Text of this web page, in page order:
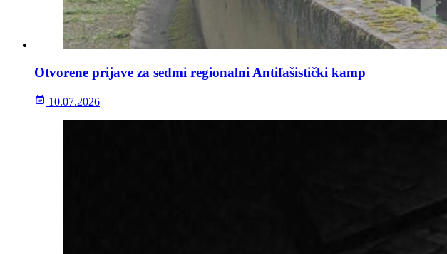
Otvorene prijave za sedmi regionalni Antifašistički kamp
10.07.2026